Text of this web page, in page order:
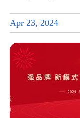
Apr 23, 2024